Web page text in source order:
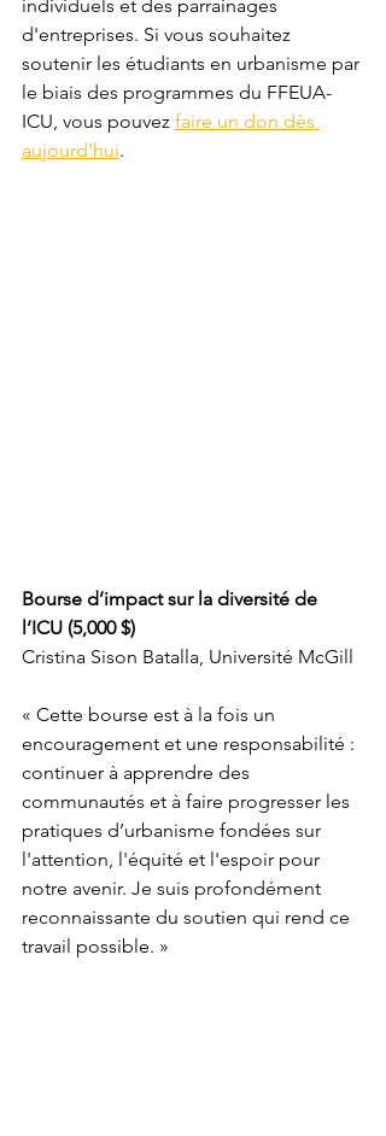
individuels et des parrainages
d'entreprises. Si vous souhaitez
soutenir les étudiants en urbanisme par
le biais des programmes du FFEUA-
ICU, vous pouvez faire un don dès
aujourd'hui.
Bourse d’impact sur la diversité de
l’ICU (5,000 $)
Cristina Sison Batalla, Université McGill
« Cette bourse est à la fois un
encouragement et une responsabilité :
continuer à apprendre des
communautés et à faire progresser les
pratiques d’urbanisme fondées sur
l'attention, l'équité et l'espoir pour
notre avenir. Je suis profondément
reconnaissante du soutien qui rend ce
travail possible. »